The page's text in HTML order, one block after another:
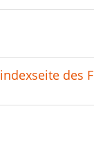
des